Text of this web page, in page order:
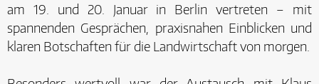
am 19. und 20. Januar in Berlin vertreten – mit
spannenden Gesprächen, praxisnahen Einblicken und
klaren Botschaften für die Landwirtschaft von morgen.